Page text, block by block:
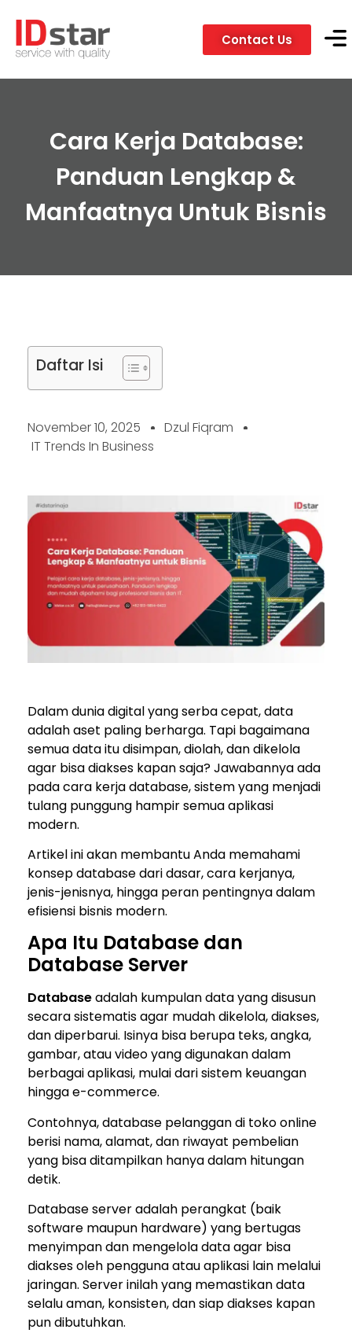
Contact Us
Cara Kerja Database:
Panduan Lengkap &
Manfaatnya Untuk Bisnis
Daftar Isi
November 10, 2025
Dzul Fiqram
IT Trends In Business
Dalam dunia digital yang serba cepat, data
adalah aset paling berharga. Tapi bagaimana
semua data itu disimpan, diolah, dan dikelola
agar bisa diakses kapan saja? Jawabannya ada
pada cara kerja database, sistem yang menjadi
tulang punggung hampir semua aplikasi
modern.
Artikel ini akan membantu Anda memahami
konsep database dari dasar, cara kerjanya,
jenis-jenisnya, hingga peran pentingnya dalam
efisiensi bisnis modern.
Apa Itu Database dan
Database Server
Databaseadalah kumpulan data yang disusun
secara sistematis agar mudah dikelola, diakses,
dan diperbarui. Isinya bisa berupa teks, angka,
gambar, atau video yang digunakan dalam
berbagai aplikasi, mulai dari sistem keuangan
hingga e-commerce.
Contohnya, database pelanggan di toko online
berisi nama, alamat, dan riwayat pembelian
yang bisa ditampilkan hanya dalam hitungan
detik.
Database server adalah perangkat (baik
software maupun hardware) yang bertugas
menyimpan dan mengelola data agar bisa
diakses oleh pengguna atau aplikasi lain melalui
jaringan. Server inilah yang memastikan data
selalu aman, konsisten, dan siap diakses kapan
pun dibutuhkan.